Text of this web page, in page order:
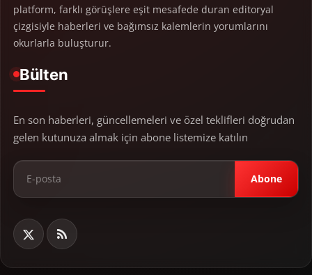
platform, farklı görüşlere eşit mesafede duran editoryal
çizgisiyle haberleri ve bağımsız kalemlerin yorumlarını
okurlarla buluşturur.
Bülten
En son haberleri, güncellemeleri ve özel teklifleri doğrudan
gelen kutunuza almak için abone listemize katılın
Abone